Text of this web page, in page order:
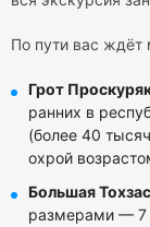
По пути вас ждёт
Грот
ранних в
(более 40
охрой
Большая
размерами — 7